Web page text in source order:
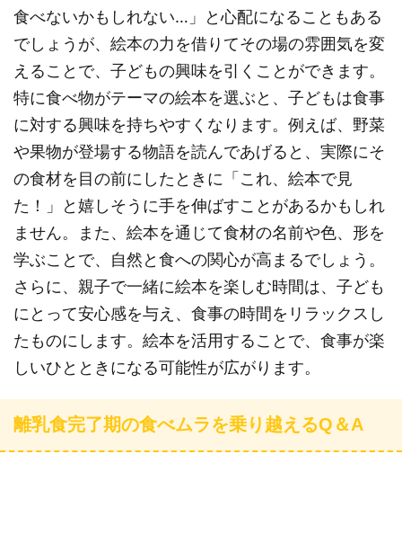
食べないかもしれない…」と心配になることもある
でしょうが、絵本の力を借りてその場の雰囲気を変
えることで、子どもの興味を引くことができます。
特に食べ物がテーマの絵本を選ぶと、子どもは食事
に対する興味を持ちやすくなります。例えば、野菜
や果物が登場する物語を読んであげると、実際にそ
の食材を目の前にしたときに「これ、絵本で見
た！」と嬉しそうに手を伸ばすことがあるかもしれ
ません。また、絵本を通じて食材の名前や色、形を
学ぶことで、自然と食への関心が高まるでしょう。
さらに、親子で一緒に絵本を楽しむ時間は、子ども
にとって安心感を与え、食事の時間をリラックスし
たものにします。絵本を活用することで、食事が楽
しいひとときになる可能性が広がります。
離乳食完了期の食べムラを乗り越えるQ＆A